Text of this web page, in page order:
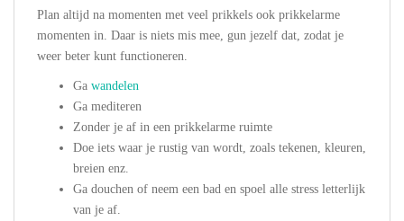
Plan altijd na momenten met veel prikkels ook prikkelarme
momenten in. Daar is niets mis mee, gun jezelf dat, zodat je
weer beter kunt functioneren.
Ga wandelen
Ga mediteren
Zonder je af in een prikkelarme ruimte
Doe iets waar je rustig van wordt, zoals tekenen, kleuren,
breien enz.
Ga douchen of neem een bad en spoel alle stress letterlijk
van je af.